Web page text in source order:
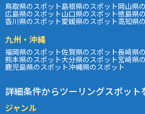
鳥取県のスポット島根県のスポット岡山県
広島県のスポット山口県のスポット徳島県
香川県のスポット愛媛県のスポット高知県
九州・沖縄
福岡県のスポット佐賀県のスポット長崎県
熊本県のスポット大分県のスポット宮崎県
鹿児島県のスポット沖縄県のスポット
詳細条件からツーリングスポット
ジャンル